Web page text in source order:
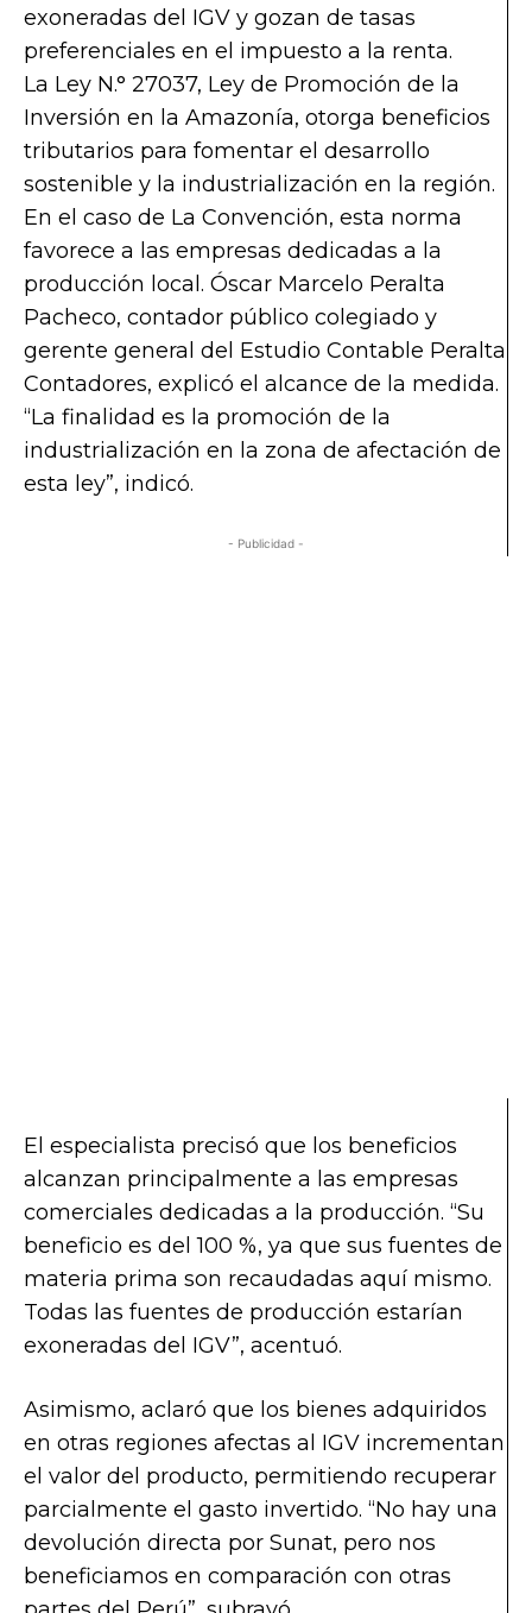
exoneradas del IGV y gozan de tasas
preferenciales en el impuesto a la renta.
La Ley N.° 27037, Ley de Promoción de la
Inversión en la Amazonía, otorga beneficios
tributarios para fomentar el desarrollo
sostenible y la industrialización en la región.
En el caso de La Convención, esta norma
favorece a las empresas dedicadas a la
producción local. Óscar Marcelo Peralta
Pacheco, contador público colegiado y
gerente general del Estudio Contable Peralta
Contadores, explicó el alcance de la medida.
“La finalidad es la promoción de la
industrialización en la zona de afectación de
esta ley”, indicó.
- Publicidad -
El especialista precisó que los beneficios
alcanzan principalmente a las empresas
comerciales dedicadas a la producción. “Su
beneficio es del 100 %, ya que sus fuentes de
materia prima son recaudadas aquí mismo.
Todas las fuentes de producción estarían
exoneradas del IGV”, acentuó.
Asimismo, aclaró que los bienes adquiridos
en otras regiones afectas al IGV incrementan
el valor del producto, permitiendo recuperar
parcialmente el gasto invertido. “No hay una
devolución directa por Sunat, pero nos
beneficiamos en comparación con otras